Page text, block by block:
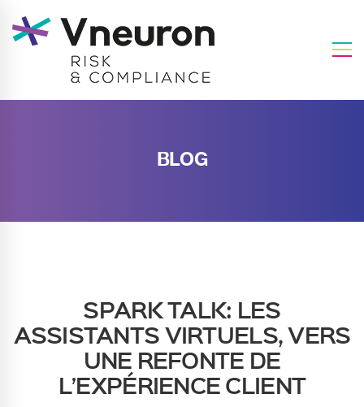
BLOG
SPARK TALK: LES
ASSISTANTS VIRTUELS, VERS
UNE REFONTE DE
L’EXPÉRIENCE CLIENT